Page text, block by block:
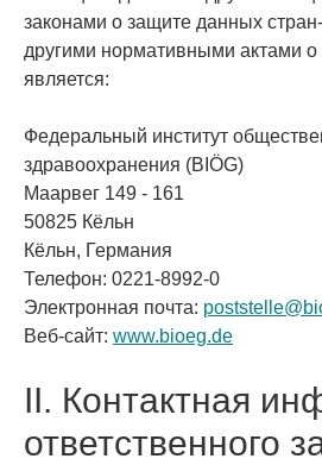
законами о защите данных
другими нормативными актами
является:
Федеральный институт
здравоохранения (BIÖG)
Маарвег 149 - 161
50825 Кёльн
Кёльн, Германия
Телефон: 0221-8992-0
Электронная почта:
Веб-сайт: www.bioeg.de
II. Контактная
ответственного